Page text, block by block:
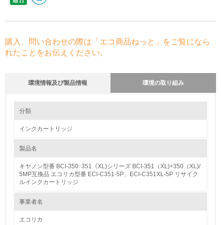
購入、問い合わせの際は「エコ商品ねっと」をご覧になら
れたことをお伝えください。
環境情報及び製品情報 環境の取り組み
1.環境取り組み体制
1.
分類
インクカートリッジ
製品名
キヤノン型番 BCI-350･351（XL)シリーズ BCI-351（XL)+350（XL)/
5MP互換品 エコリカ型番 ECI-C351-5P、ECI-C351XL-5P リサイク
ルインクカートリッジ
事業者名
エコリカ